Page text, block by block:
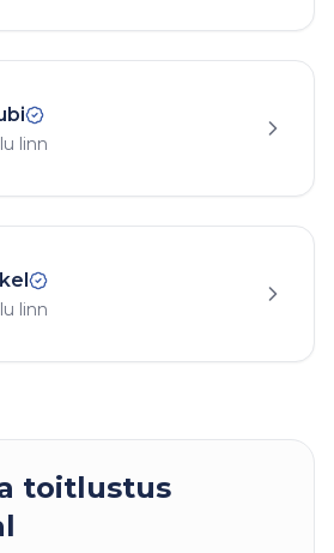
linn
linn
toitlustus